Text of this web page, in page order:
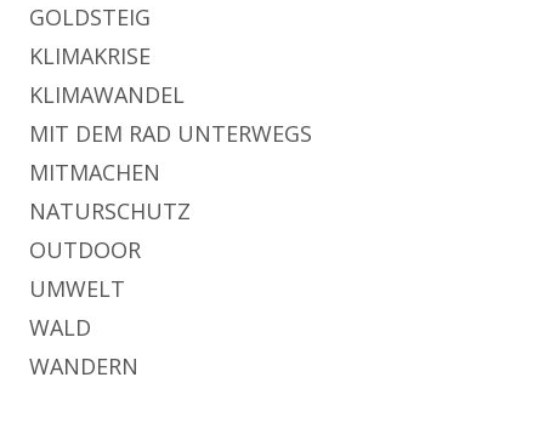
GOLDSTEIG
KLIMAKRISE
KLIMAWANDEL
MIT DEM RAD UNTERWEGS
MITMACHEN
NATURSCHUTZ
OUTDOOR
UMWELT
WALD
WANDERN